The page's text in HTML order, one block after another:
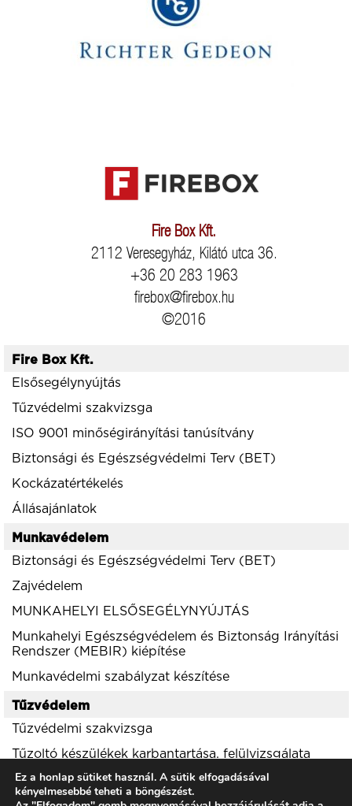
Fire Box Kft.
2112 Veresegyház, Kilátó utca 36.
+36 20 283 1963
firebox@firebox.hu
©2016
Fire Box Kft.
Elsősegélynyújtás
Tűzvédelmi szakvizsga
ISO 9001 minőségirányítási tanúsítvány
Biztonsági és Egészségvédelmi Terv (BET)
Kockázatértékelés
Állásajánlatok
Munkavédelem
Biztonsági és Egészségvédelmi Terv (BET)
Zajvédelem
MUNKAHELYI ELSŐSEGÉLYNYÚJTÁS
Munkahelyi Egészségvédelem és Biztonság Irányítási
Rendszer (MEBIR) kiépítése
Munkavédelmi szabályzat készítése
Tűzvédelem
Tűzvédelmi szakvizsga
Tűzoltó készülékek karbantartása, felülvizsgálata
Környezetvédelem
Ez a honlap sütiket használ. A sütik elfogadásával
kényelmesebbé teheti a böngészést.